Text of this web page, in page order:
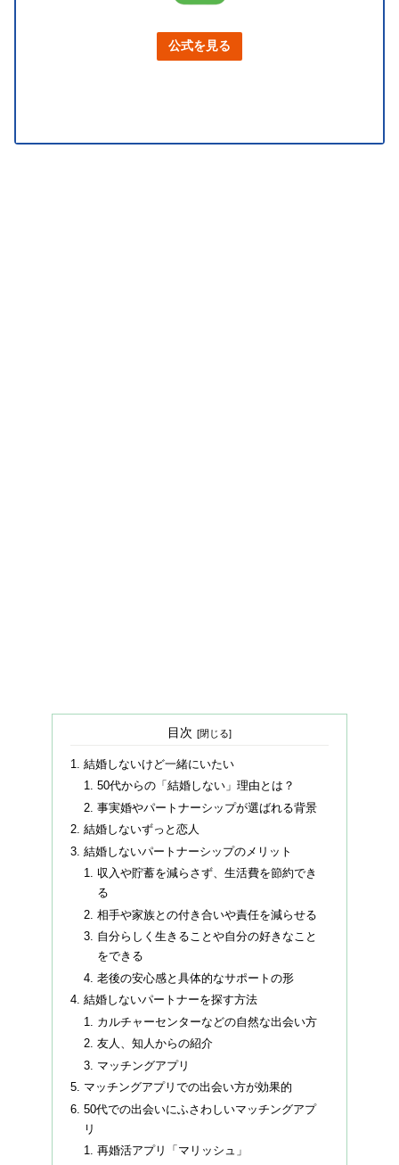
公式を見る
目次
結婚しないけど一緒にいたい
50代からの「結婚しない」理由とは？
事実婚やパートナーシップが選ばれる背景
結婚しないずっと恋人
結婚しないパートナーシップのメリット
収入や貯蓄を減らさず、生活費を節約でき
る
相手や家族との付き合いや責任を減らせる
自分らしく生きることや自分の好きなこと
をできる
老後の安心感と具体的なサポートの形
結婚しないパートナーを探す方法
カルチャーセンターなどの自然な出会い方
友人、知人からの紹介
マッチングアプリ
マッチングアプリでの出会い方が効果的
50代での出会いにふさわしいマッチングアプ
リ
再婚活アプリ「マリッシュ」